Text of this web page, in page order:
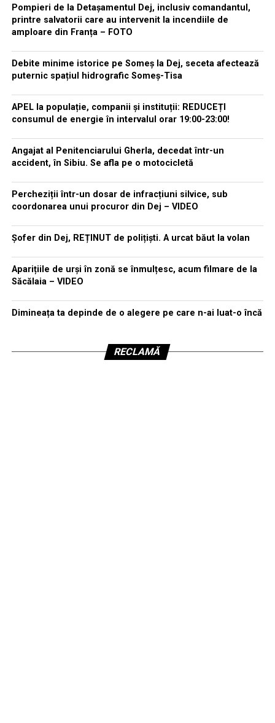
Pompieri de la Detașamentul Dej, inclusiv comandantul,
printre salvatorii care au intervenit la incendiile de
amploare din Franța – FOTO
Debite minime istorice pe Someș la Dej, seceta afectează
puternic spațiul hidrografic Someș-Tisa
APEL la populație, companii și instituții: REDUCEȚI
consumul de energie în intervalul orar 19:00-23:00!
Angajat al Penitenciarului Gherla, decedat într-un
accident, în Sibiu. Se afla pe o motocicletă
Percheziții într-un dosar de infracțiuni silvice, sub
coordonarea unui procuror din Dej – VIDEO
Șofer din Dej, REȚINUT de polițiști. A urcat băut la volan
Aparițiile de urși în zonă se înmulțesc, acum filmare de la
Săcălaia – VIDEO
Dimineața ta depinde de o alegere pe care n-ai luat-o încă
RECLAMĂ